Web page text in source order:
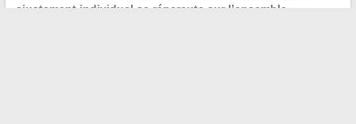
ajustement individuel se répercute sur l’ensemble.